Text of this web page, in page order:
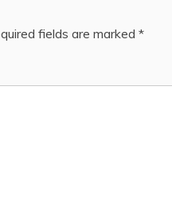
fields are marked *